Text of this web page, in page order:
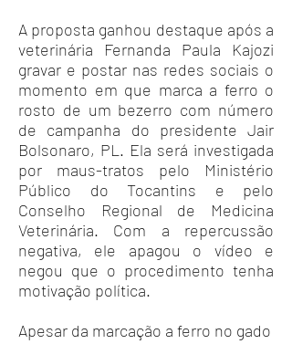
A proposta ganhou destaque após a
veterinária Fernanda Paula Kajozi
gravar e postar nas redes sociais o
momento em que marca a ferro o
rosto de um bezerro com número
de campanha do presidente Jair
Bolsonaro, PL. Ela será investigada
por maus-tratos pelo Ministério
Público do Tocantins e pelo
Conselho Regional de Medicina
Veterinária. Com a repercussão
negativa, ele apagou o vídeo e
negou que o procedimento tenha
motivação política.
Apesar da marcação a ferro no gado